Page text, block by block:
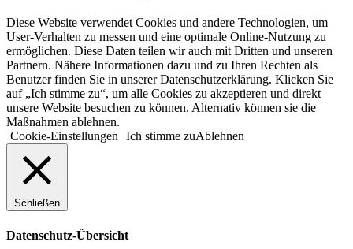
Diese Website verwendet Cookies und andere Technologien, um
User-Verhalten zu messen und eine optimale Online-Nutzung zu
ermöglichen. Diese Daten teilen wir auch mit Dritten und unseren
Partnern. Nähere Informationen dazu und zu Ihren Rechten als
Benutzer finden Sie in unserer Datenschutzerklärung. Klicken Sie
auf „Ich stimme zu“, um alle Cookies zu akzeptieren und direkt
unsere Website besuchen zu können. Alternativ können sie die
Maßnahmen ablehnen.
Cookie-Einstellungen
Ich stimme zuAblehnen
Schließen
Datenschutz-Übersicht